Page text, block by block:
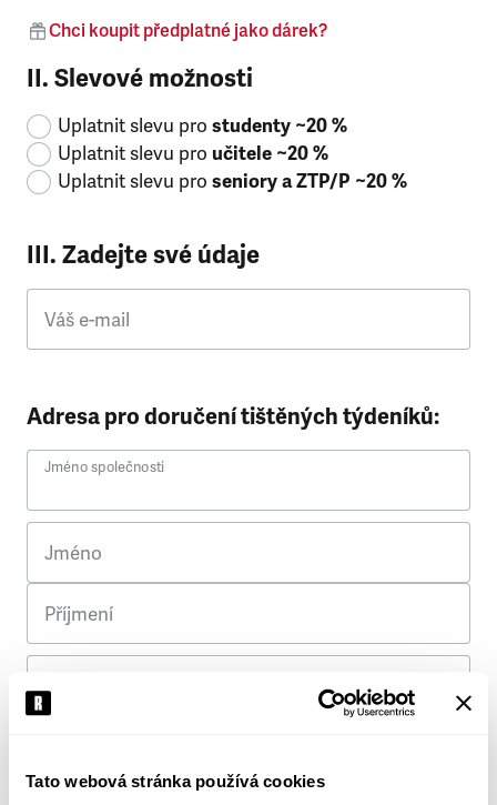
Tato webová stránka používá cookies
Chci koupit předplatné jako dárek?
II. Slevové možnosti
Uplatnit slevu pro studenty ~20 %
Uplatnit slevu pro učitele ~20 %
Uplatnit slevu pro seniory a ZTP/P ~20 %
III. Zadejte své údaje
Váš e-mail
Adresa pro doručení tištěných týdeníků:
Jméno společnosti
Jméno
Příjmení
Ulice